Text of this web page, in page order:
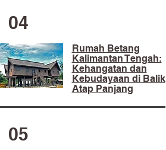
04
Rumah Betang
Kalimantan Tengah:
Kehangatan dan
Kebudayaan di Balik
Atap Panjang
05